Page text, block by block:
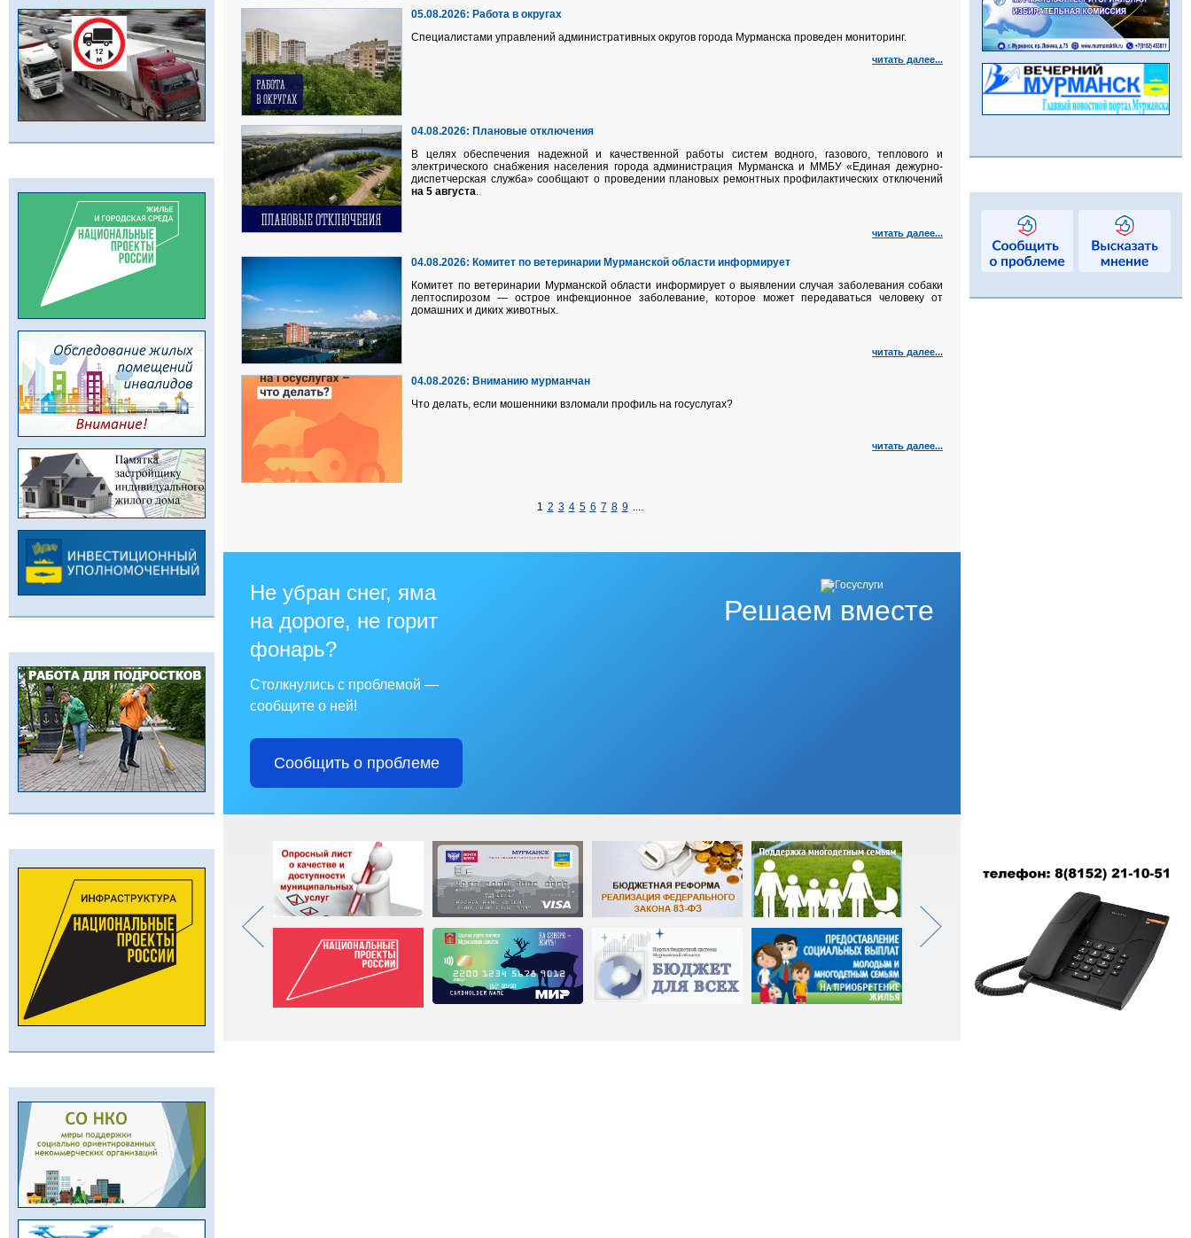
05.08.2026: Работа в округах
Специалистами управлений административных округов города Мурманска проведен мониторинг.
читать далее...
04.08.2026: Плановые отключения
В целях обеспечения надежной и качественной работы систем водного, газового, теплового и
электрического снабжения населения города администрация Мурманска и ММБУ «Единая дежурно-
диспетчерская служба» сообщают о проведении плановых ремонтных профилактических отключений
на 5 августа.
читать далее...
04.08.2026: Комитет по ветеринарии Мурманской области информирует
Комитет по ветеринарии Мурманской области информирует о выявлении случая заболевания собаки
лептоспирозом — острое инфекционное заболевание, которое может передаваться человеку от
домашних и диких животных.
читать далее...
04.08.2026: Вниманию мурманчан
Что делать, если мошенники взломали профиль на госуслугах?
читать далее...
1 2 3 4 5 6 7 8 9 ....
Решаем вместе
Не убран снег, яма
на дороге, не горит
фонарь?
Столкнулись с проблемой —
сообщите о ней!
Сообщить о проблеме